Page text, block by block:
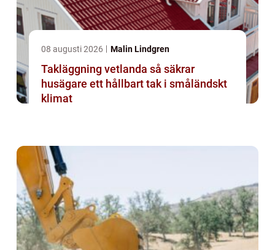
08 augusti 2026 Malin Lindgren
Takläggning vetlanda så säkrar
husägare ett hållbart tak i småländskt
klimat